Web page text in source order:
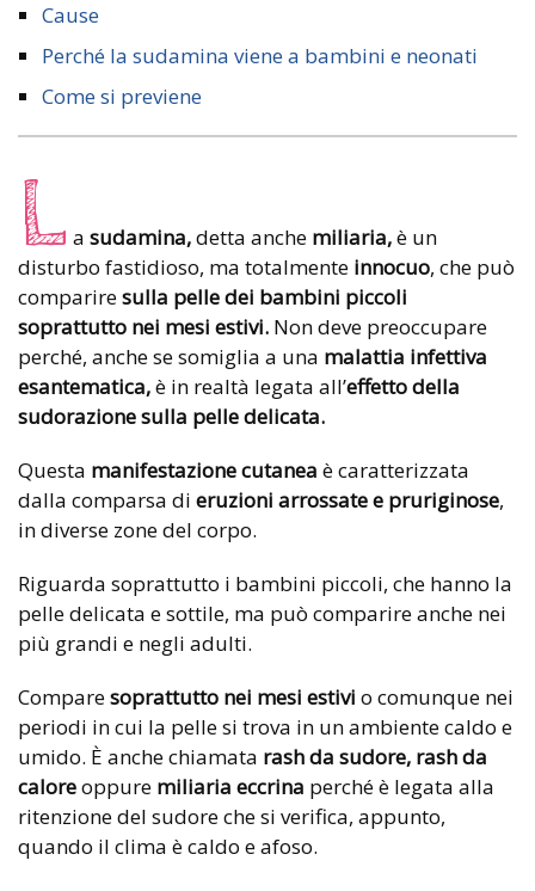
Cause
Perché la sudamina viene a bambini e neonati
Come si previene
L a sudamina,detta anche miliaria,è un
disturbo fastidioso, ma totalmente innocuo, che può
compariresulla pelle dei bambini piccoli
soprattutto nei mesi estivi. Non deve preoccupare
perché, anche se somiglia a una malattia infettiva
esantematica,è in realtà legata all’effetto della
sudorazione sulla pelle delicata.
Questa manifestazione cutanea è caratterizzata
dalla comparsa di eruzioni arrossate e pruriginose,
in diverse zone del corpo.
Riguarda soprattutto i bambini piccoli, che hanno la
pelle delicata e sottile, ma può comparire anche nei
più grandi e negli adulti.
Comparesoprattutto nei mesi estivi o comunque nei
periodi in cui la pelle si trova in un ambiente caldo e
umido. È anche chiamata rash da sudore, rash da
caloreoppure miliaria eccrina perché è legata alla
ritenzione del sudore che si verifica, appunto,
quando il clima è caldo e afoso.